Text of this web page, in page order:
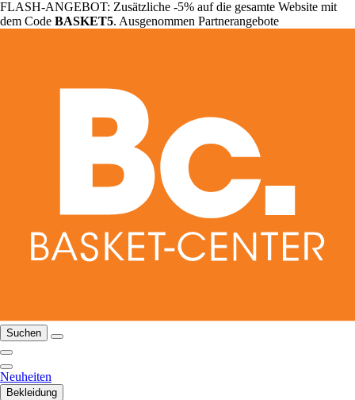
FLASH-ANGEBOT: Zusätzliche -5% auf die gesamte Website mit
dem Code BASKET5. Ausgenommen Partnerangebote
Suchen
Neuheiten
Bekleidung